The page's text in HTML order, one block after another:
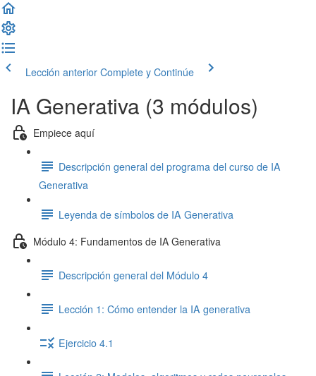
Lección anterior Complete y Continúe
IA Generativa (3 módulos)
Empiece aquí
Descripción general del programa del curso de IA
Generativa
Leyenda de símbolos de IA Generativa
Módulo 4: Fundamentos de IA Generativa
Descripción general del Módulo 4
Lección 1: Cómo entender la IA generativa
Ejercicio 4.1